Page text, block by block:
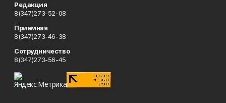
Редакция
8(347)273-52-08
Приемная
8(347)273-46-38
Сотрудничество
8(347)273-56-45